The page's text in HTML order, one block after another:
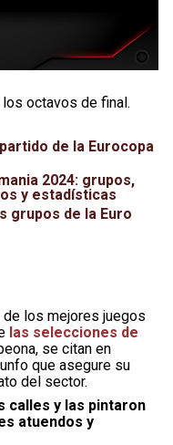
octavos de final.
de la Eurocopa
2024: grupos,
y estadísticas
grupos de la Euro
de los mejores juegos
las selecciones de
se citan en
que asegure su
del sector.
calles y las pintaron
atuendos y